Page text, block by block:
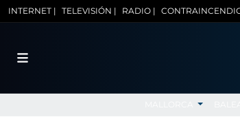
INTERNET | TELEVISIÓN | RADIO |